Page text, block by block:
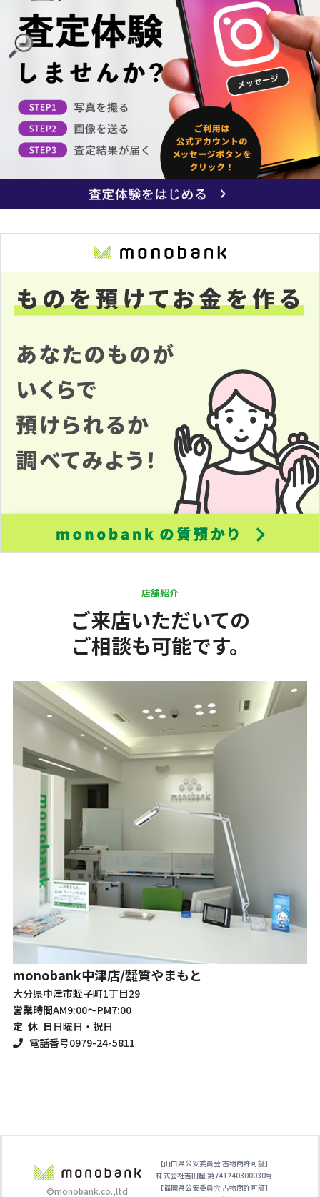
店舗紹介
ご来店いただいての
ご相談も可能です。
monobank中津店/㍿質やまもと
大分県中津市蛭子町1丁目29
営業時間AM9:00～PM7:00
定 休 日 日曜日・祝日
電話番号0979-24-5811
©monobank.co.,ltd
【山口県公安委員会 古物商許可証】
株式会社吉田屋 第741240300030号
【福岡県公安委員会 古物商許可証】